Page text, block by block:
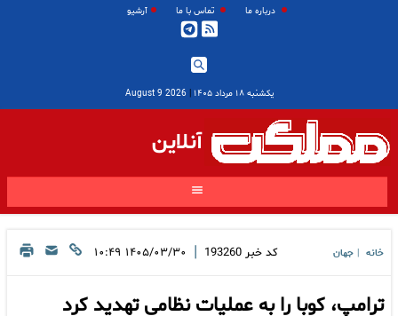
درباره ما تماس با ما آرشیو
یکشنبه ۱۸ مرداد ۱۴۰۵ |
2026 August 9
آنلاین
خانه جهان کد خبر 193260
| ۱۴۰۵/۰۳/۳۰ ۱۰:۴۹
ترامپ، کوبا را به عملیات نظامی تهدید کرد